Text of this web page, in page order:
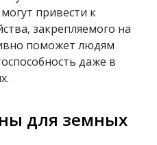
привести к
закрепляемого на
поможет людям
даже в
для земных